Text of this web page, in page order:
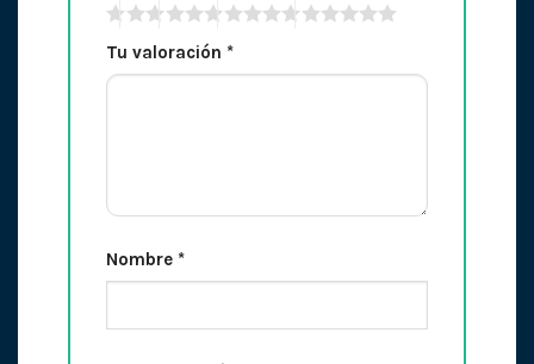
Tu valoración *
Nombre *